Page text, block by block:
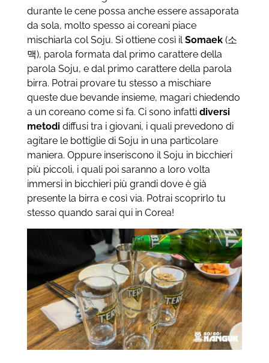
durante le cene possa anche essere assaporata
da sola, molto spesso ai coreani piace
mischiarla col Soju. Si ottiene così ilSomaek(소
맥), parola formata dal primo carattere della
parola Soju, e dal primo carattere della parola
birra. Potrai provare tu stesso a mischiare
queste due bevande insieme, magari chiedendo
a un coreano come si fa. Ci sono infatti diversi
metodidiffusi tra i giovani, i quali prevedono di
agitare le bottiglie di Soju in una particolare
maniera. Oppure inseriscono il Soju in bicchieri
più piccoli, i quali poi saranno a loro volta
immersi in bicchieri più grandi dove è già
presente la birra e così via. Potrai scoprirlo tu
stesso quando sarai qui in Corea!